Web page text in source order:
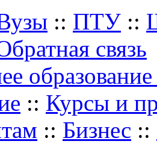
:: ПТУ ::
связь
:: Курсы и
:: Бизнес ::